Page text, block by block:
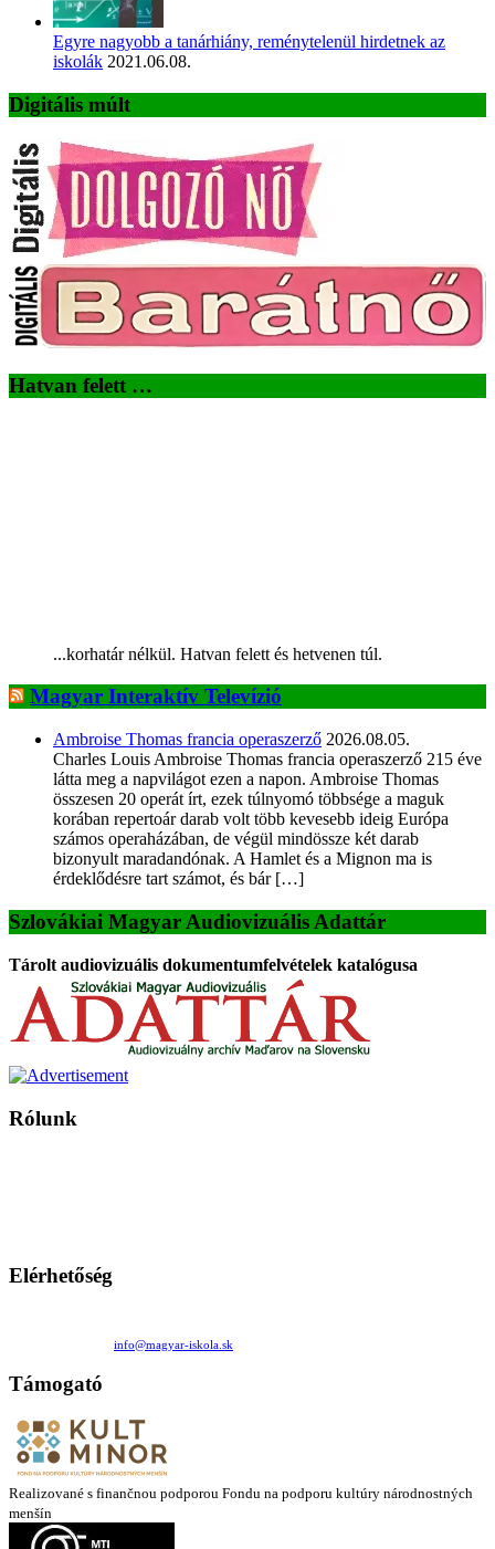
Egyre nagyobb a tanárhiány, reménytelenül hirdetnek az
iskolák 2021.06.08.
Digitális múlt
Hatvan felett …
...korhatár nélkül. Hatvan felett és hetvenen túl.
Magyar Interaktív Televízió
Ambroise Thomas francia operaszerző 2026.08.05.
Charles Louis Ambroise Thomas francia operaszerző 215 éve
látta meg a napvilágot ezen a napon. Ambroise Thomas
összesen 20 operát írt, ezek túlnyomó többsége a maguk
korában repertoár darab volt több kevesebb ideig Európa
számos operaházában, de végül mindössze két darab
bizonyult maradandónak. A Hamlet és a Mignon ma is
érdeklődésre tart számot, és bár […]
Szlovákiai Magyar Audiovizuális Adattár
Tárolt audiovizuális dokumentumfelvételek katalógusa
Rólunk
Elérhetőség
info@magyar-iskola.sk
Támogató
Realizované s finančnou podporou Fondu na podporu kultúry národnostných
menšín